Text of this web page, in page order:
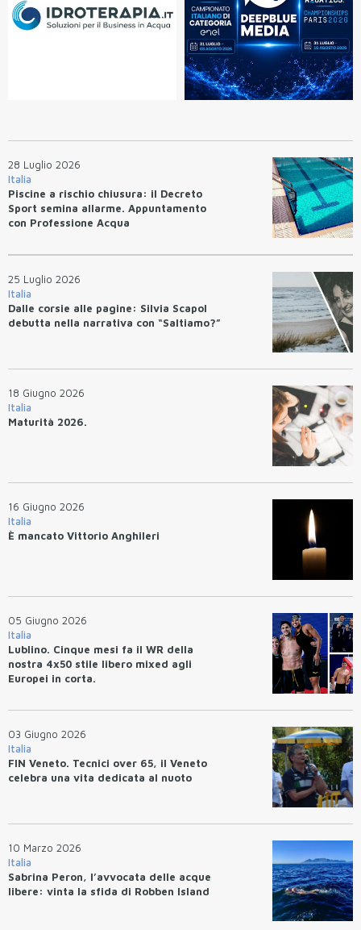
28 Luglio 2026
Italia
Piscine a rischio chiusura: il Decreto
Sport semina allarme. Appuntamento
con Professione Acqua
25 Luglio 2026
Italia
Dalle corsie alle pagine: Silvia Scapol
debutta nella narrativa con “Saltiamo?”
18 Giugno 2026
Italia
Maturità 2026.
16 Giugno 2026
Italia
È mancato Vittorio Anghileri
05 Giugno 2026
Italia
Lublino. Cinque mesi fa il WR della
nostra 4x50 stile libero mixed agli
Europei in corta.
03 Giugno 2026
Italia
FIN Veneto. Tecnici over 65, il Veneto
celebra una vita dedicata al nuoto
10 Marzo 2026
Italia
Sabrina Peron, l’avvocata delle acque
libere: vinta la sfida di Robben Island